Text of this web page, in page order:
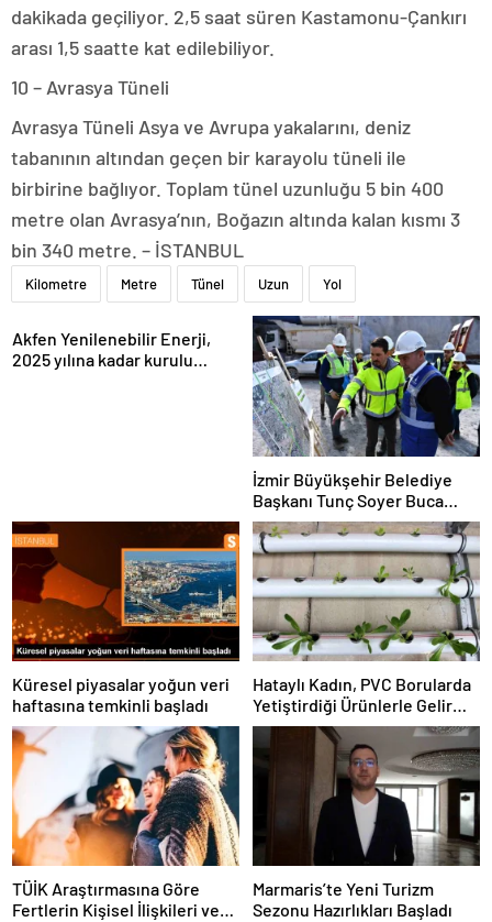
dakikada geçiliyor. 2,5 saat süren Kastamonu-Çankırı
arası 1,5 saatte kat edilebiliyor.
10 – Avrasya Tüneli
Avrasya Tüneli Asya ve Avrupa yakalarını, deniz
tabanının altından geçen bir karayolu tüneli ile
birbirine bağlıyor. Toplam tünel uzunluğu 5 bin 400
metre olan Avrasya’nın, Boğazın altında kalan kısmı 3
bin 340 metre. – İSTANBUL
Kilometre Metre Tünel Uzun Yol
Akfen Yenilenebilir Enerji,
2025 yılına kadar kurulu
İzmir Büyükşehir Belediye
Başkanı Tunç Soyer Buca
Onat Tüneli çalışmalarını
inceledi
Küresel piyasalar yoğun veri
haftasına temkinli başladı
Hataylı Kadın, PVC Borularda
Yetiştirdiği Ürünlerle Gelir
Elde Ediyor
TÜİK Araştırmasına Göre
Fertlerin Kişisel İlişkileri ve
Marmaris’te Yeni Turizm
Sezonu Hazırlıkları Başladı